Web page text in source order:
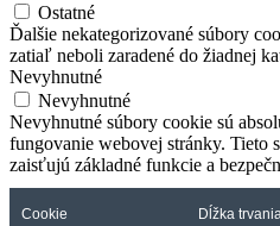
Ostatné
Ďalšie nekategorizované súbory
zatiaľ neboli zaradené do žiadnej
Nevyhnutné
Nevyhnutné
Nevyhnutné súbory cookie sú
fungovanie webovej stránky. Tieto
zaisťujú základné funkcie a
Cookie Dĺžka trvania